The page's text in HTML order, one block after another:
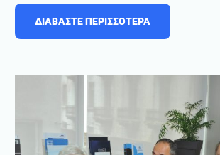
ΔΙΑΒΑΣΤΕ ΠΕΡΙΣΣΟΤΕΡΑ